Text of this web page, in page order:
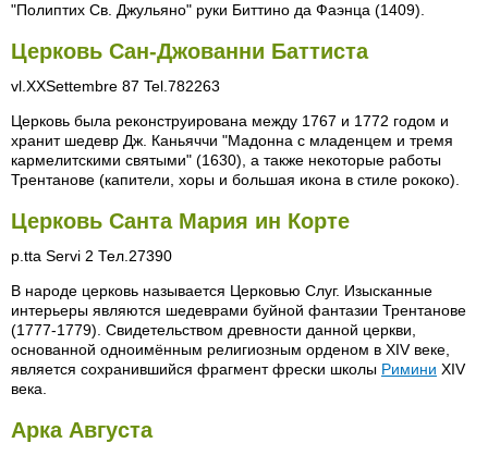
"Полиптих Св. Джульяно" руки Биттино да Фаэнца (1409).
Церковь Сан-Джованни Баттиста
vl.XXSettembre 87 Tel.782263
Церковь была реконструирована между 1767 и 1772 годом и
хранит шедевр Дж. Каньяччи "Мадонна с младенцем и тремя
кармелитскими святыми" (1630), а также некоторые работы
Трентанове (капители, хоры и большая икона в стиле рококо).
Церковь Санта Мария ин Корте
р.ttа Servi 2 Тел.27390
В народе церковь называется Церковью Слуг. Изысканные
интерьеры являются шедеврами буйной фантазии Трентанове
(1777-1779). Свидетельством древности данной церкви,
основанной одноимённым религиозным орденом в XIV веке,
является сохранившийся фрагмент фрески школы Римини XIV
века.
Арка Августа